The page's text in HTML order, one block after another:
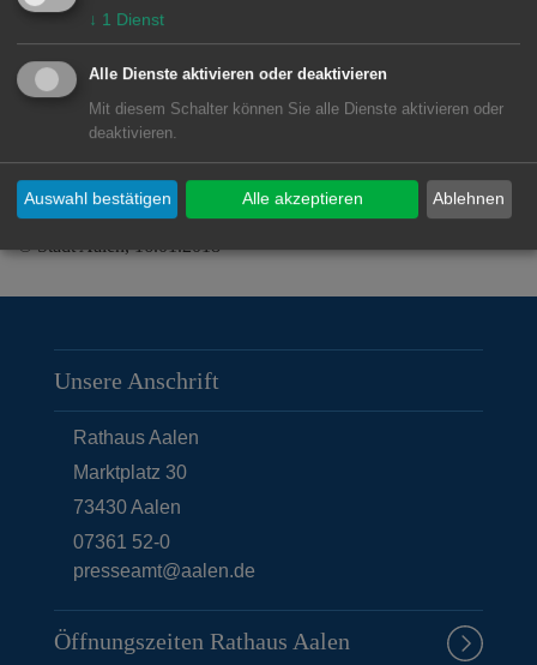
Link
Musikschule Aalen
© Stadt Aalen, 16.01.2018
Unsere Anschrift
Rathaus Aalen
Marktplatz 30
73430Aalen
07361 52-0
presseamt@aalen.de
Öffnungszeiten Rathaus Aalen
↓ 1 Dienst
Alle Dienste aktivieren oder deaktivieren
Mit diesem Schalter können Sie alle Dienste aktivieren oder
deaktivieren.
Ablehnen
Auswahl bestätigen Alle akzeptieren